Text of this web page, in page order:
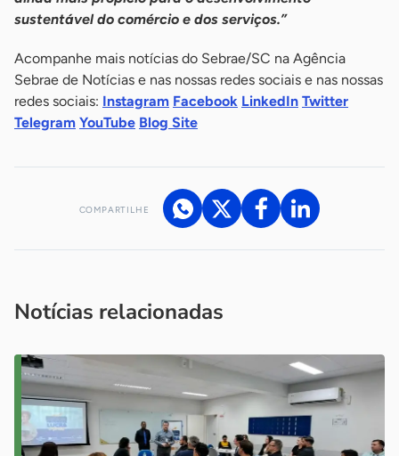
sustentável do comércio e dos serviços.”
Acompanhe mais notícias do Sebrae/SC na Agência
Sebrae de Notícias e nas nossas redes sociais e nas nossas
redes sociais: Instagram Facebook LinkedIn Twitter
Telegram YouTube Blog Site
COMPARTILHE
Notícias relacionadas